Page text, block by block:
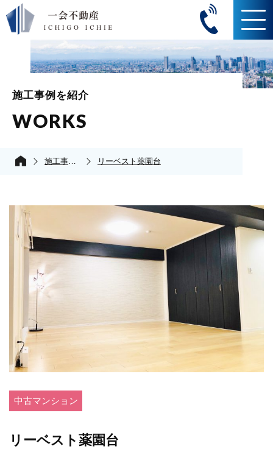
施工事例を紹介
WORKS
施工事例の紹介 リーベスト薬園台
中古マンション
リーベスト薬園台